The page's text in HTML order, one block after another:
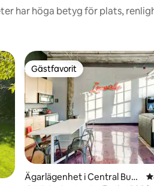
har höga betyg för plats,
Gästfavorit
Gästfavorit
Ägarlägenhet i Central Busi